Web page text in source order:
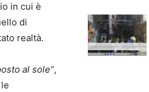
in cui è
di
realtà.
al sole”,